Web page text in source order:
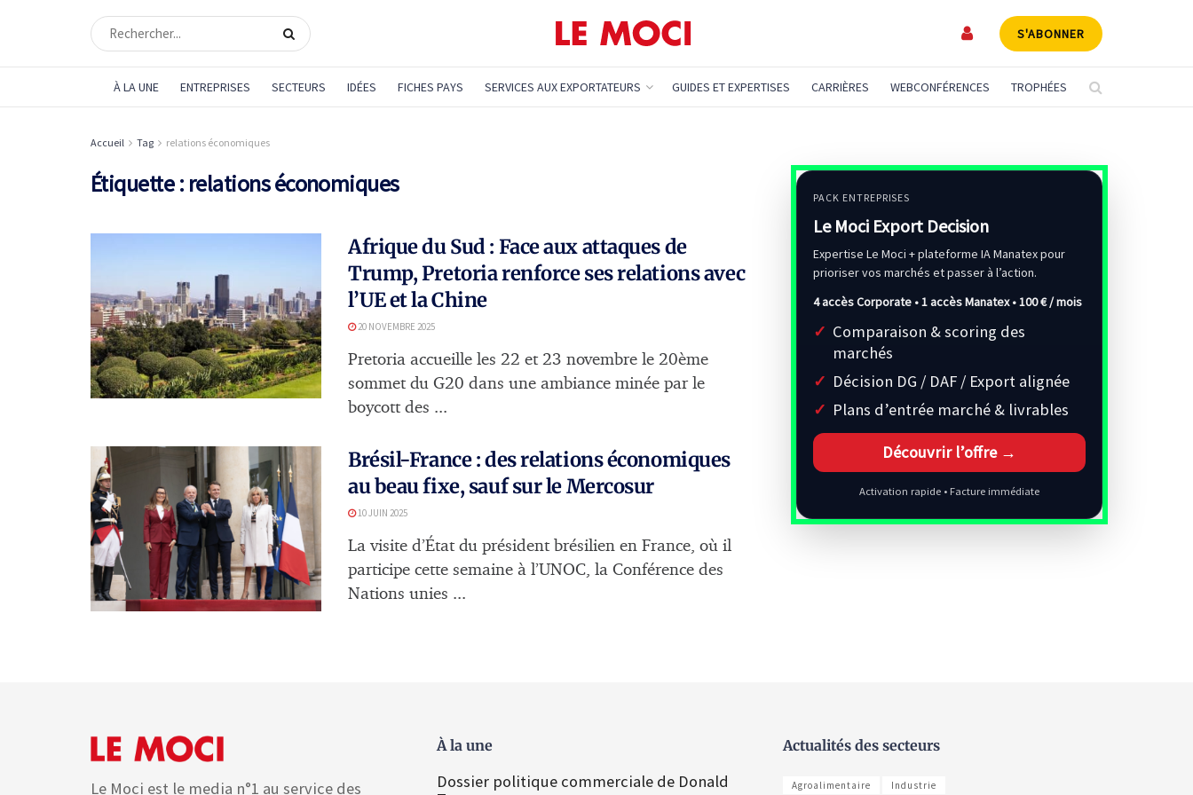
S'ABONNER
À LA UNE ENTREPRISES SECTEURS IDÉES FICHES PAYS SERVICES AUX EXPORTATEURS GUIDES ET EXPERTISES CARRIÈRES WEBCONFÉRENCES TROPHÉES
Accueil Tag relations économiques
Étiquette : relations économiques
Afrique du Sud : Face aux attaques de
Trump, Pretoria renforce ses relations avec
l’UE et la Chine
20 NOVEMBRE 2025
Pretoria accueille les 22 et 23 novembre le 20ème
sommet du G20 dans une ambiance minée par le
boycott des ...
Brésil-France : des relations économiques
au beau fixe, sauf sur le Mercosur
10 JUIN 2025
La visite d’État du président brésilien en France, où il
participe cette semaine à l’UNOC, la Conférence des
Nations unies ...
PACK ENTREPRISES
Le Moci Export Decision
Expertise Le Moci + plateforme IA Manatex pour
prioriser vos marchés et passer à l’action.
4 accès Corporate • 1 accès Manatex •100 € / mois
Comparaison & scoring des
marchés
Décision DG / DAF / Export alignée
Plans d’entrée marché & livrables
Découvrir l’offre →
Activation rapide • Facture immédiate
Le Moci est le media n°1 au service des
À la une
Dossier politique commerciale de Donald
Actualités des secteurs
Agroalimentaire Industrie